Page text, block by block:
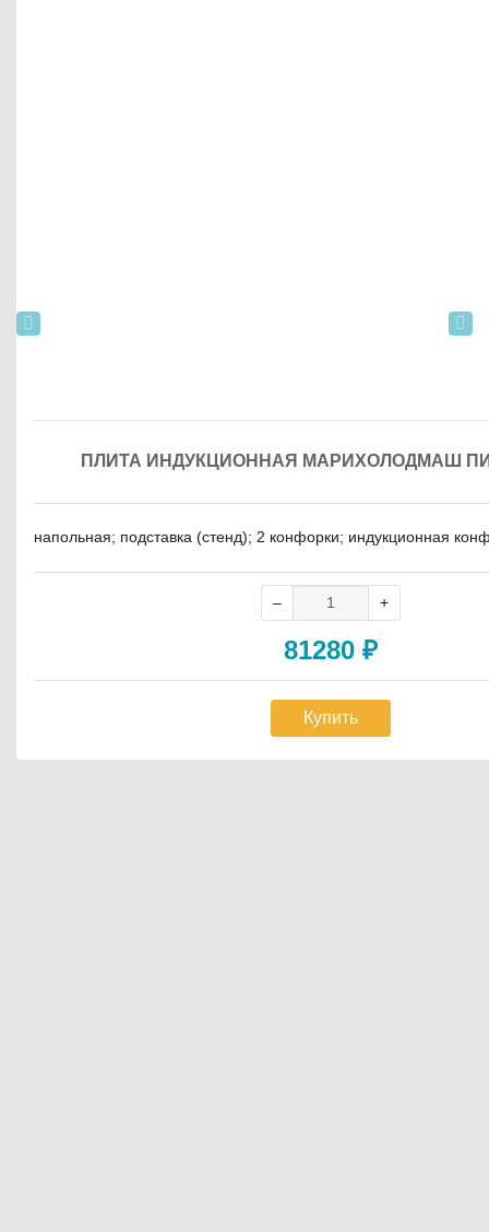
ПЛИТА ИНДУКЦИОННАЯ МАРИХОЛОДМАШ
напольная; подставка (стенд); 2 конфорки; индукционная
81280 ₽
Купить